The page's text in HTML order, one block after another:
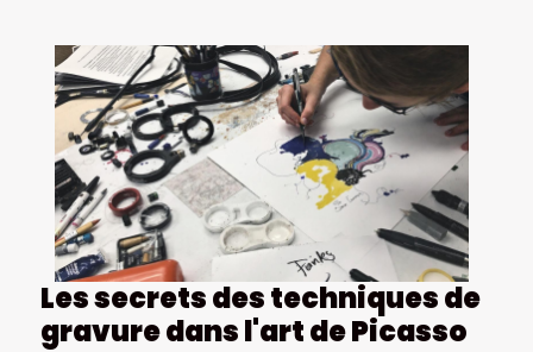
Les secrets des techniques de
gravure dans l'art de Picasso